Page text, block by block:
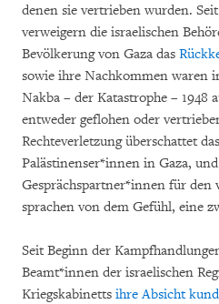
denen sie vertrieben wurden.
verweigern die israelischen
Bevölkerung von Gaza das
sowie ihre Nachkommen waren
Nakba – der Katastrophe – 1948
entweder geflohen oder
Rechteverletzung überschattet
Palästinenser*innen in Gaza,
Gesprächspartner*innen für den
sprachen von dem Gefühl, eine
Seit Beginn der
Beamt*innen der israelischen
Kriegskabinetts ihre Absicht